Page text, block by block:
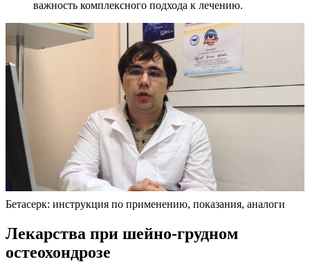
важность комплексного подхода к лечению.
Бетасерк: инструкция по применению, показания, аналоги
Лекарства при шейно-грудном
остеохондрозе